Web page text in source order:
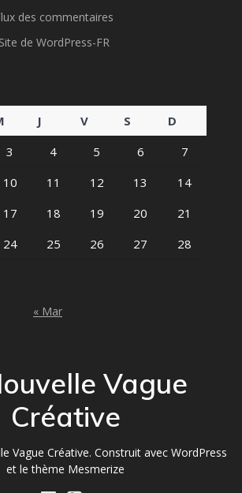
des commentaires
Site de WordPress-FR
J V S
D
3 4 5 6
7
10 11 12 13
14
17 18 19 20
21
24 25 26 27
28
« Mar
Vague
Créative
Vague Créative. Construit avec WordPress
et lethème Mesmerize